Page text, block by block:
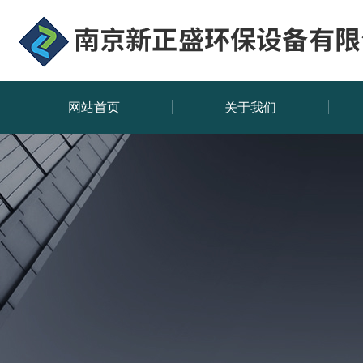
网站首页 关于我们